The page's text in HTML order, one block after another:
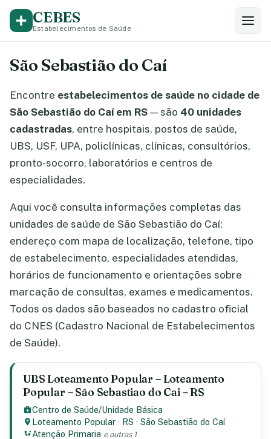
CEBES
Estabelecimentos de Saúde
São Sebastião do Caí
Encontre estabelecimentos de saúde no cidade de
São Sebastião do Caí em RS — são 40 unidades
cadastradas, entre hospitais, postos de saúde,
UBS, USF, UPA, policlínicas, clínicas, consultórios,
pronto-socorro, laboratórios e centros de
especialidades.
Aqui você consulta informações completas das
unidades de saúde de São Sebastião do Caí:
endereço com mapa de localização, telefone, tipo
de estabelecimento, especialidades atendidas,
horários de funcionamento e orientações sobre
marcação de consultas, exames e medicamentos.
Todos os dados são baseados no cadastro oficial
do CNES (Cadastro Nacional de Estabelecimentos
de Saúde).
UBS Loteamento Popular – Loteamento
Popular – São Sebastiao do Cai – RS
Centro de Saúde/Unidade Básica
Loteamento Popular · RS ·São Sebastião do Caí
Atenção Primaria e outras 1